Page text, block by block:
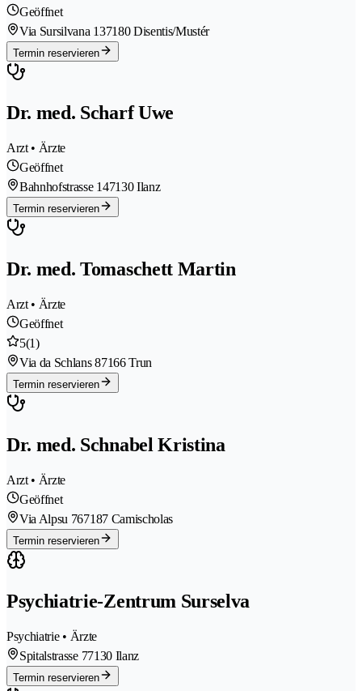
Geöffnet
Via Sursilvana 137180 Disentis/Mustér
Termin reservieren
Dr. med. Scharf Uwe
Arzt • Ärzte
Geöffnet
Bahnhofstrasse 147130 Ilanz
Termin reservieren
Dr. med. Tomaschett Martin
Arzt • Ärzte
Geöffnet
5(1)
Via da Schlans 87166 Trun
Termin reservieren
Dr. med. Schnabel Kristina
Arzt • Ärzte
Geöffnet
Via Alpsu 767187 Camischolas
Termin reservieren
Psychiatrie-Zentrum Surselva
Psychiatrie • Ärzte
Spitalstrasse 77130 Ilanz
Termin reservieren